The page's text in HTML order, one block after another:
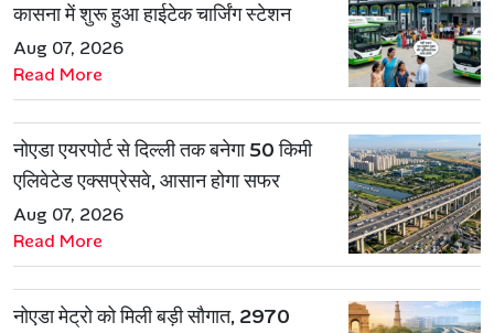
कासना में शुरू हुआ हाईटेक चार्जिंग स्टेशन
Aug 07, 2026
Read More
नोएडा एयरपोर्ट से दिल्ली तक बनेगा 50 किमी
एलिवेटेड एक्सप्रेसवे, आसान होगा सफर
Aug 07, 2026
Read More
नोएडा मेट्रो को मिली बड़ी सौगात, 2970